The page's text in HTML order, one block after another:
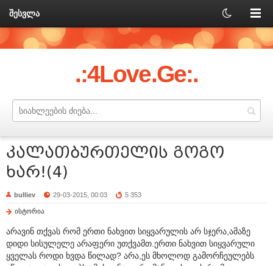
შესვლა
.:4Love.Ge:.
კალათბურთელის გოგო
ხარ!(4)
bulliev 29-03-2015, 00:03 5 353
ისტორია
არავინ თქვას რომ ერთი ნახვით სიყვარულის არ სჯერა,ამაზე
დიდი სისულელე არაფერი უთქვამთ.ერთი ნახვით სიყვარული
ყველას როდი ხვდა წილად? არა,ეს მხოლოდ გამორჩეულებს